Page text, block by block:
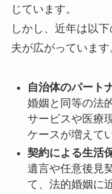
じています。
しかし、近年は以
夫が広がっています
自治体のパート
婚姻と同等の法
サービスや医療
ケースが増えて
契約による生活
遺言や任意後見
て、法的婚姻に